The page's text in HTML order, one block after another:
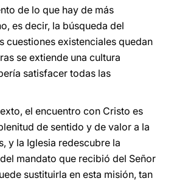
de lo que hay de más
es decir, la búsqueda del
cuestiones existenciales quedan
se extiende una cultura
satisfacer todas las
el encuentro con Cristo es
de sentido y de valor a la
y la Iglesia redescubre la
mandato que recibió del Señor
sustituirla en esta misión, tan